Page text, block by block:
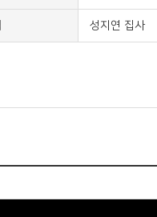
성지연 집사